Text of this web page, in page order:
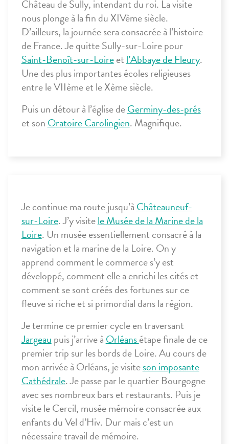
Château de Sully, intendant du roi. La visite
nous plonge à la fin du XIVème siècle.
D’ailleurs, la journée sera consacrée à l’histoire
de France. Je quitteSully-sur-Loirepour
Saint-Benoît-sur-Loireet l’Abbaye de Fleury.
Une des plus importantes écoles religieuses
entre le VIIèmeet le Xème siècle.
Puis un détour à l’église deGerminy-des-prés
et son Oratoire Carolingien. Magnifique.
Je continue ma route jusqu’à Châteauneuf-
sur-Loire. J’y visitele Musée de la Marine de la
Loire. Un musée essentiellement consacré à la
navigation et la marine de la Loire. On y
apprend comment le commerce s’y est
développé, comment elle a enrichi les cités et
comment se sont créés des fortunes sur ce
fleuve si riche et si primordial dans la région.
Je termine ce premier cycle en traversant
Jargeau puis j’arrive à Orléansétape finale de ce
premier trip sur les bords de Loire. Au cours de
mon arrivée à Orléans, je visiteson imposante
Cathédrale. Je passe par le quartier Bourgogne
avec ses nombreux bars et restaurants. Puis je
visite le Cercil, musée mémoire consacrée aux
enfants du Vel d’Hiv. Dur mais c’est un
nécessaire travail de mémoire.